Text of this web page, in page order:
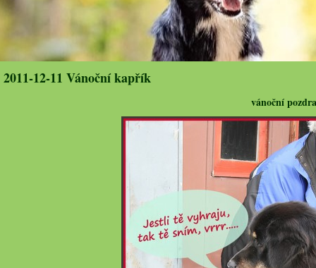
2011-12-11 Vánoční kapřík
vánoční